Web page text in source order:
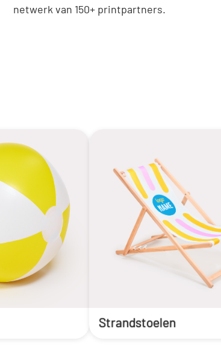
netwerk van 150+ printpartners.
Strandstoelen